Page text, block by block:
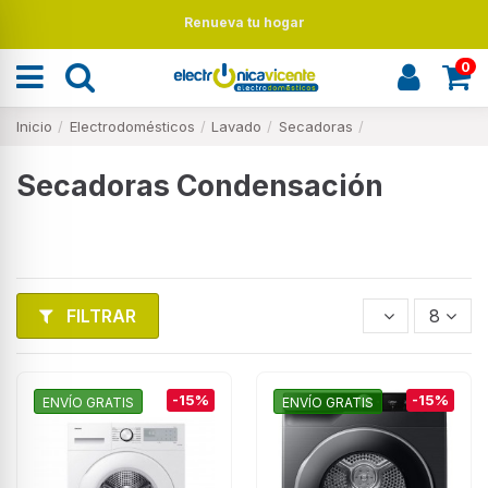
Renueva tu hogar
0
Inicio Electrodomésticos Lavado Secadoras
Secadoras Condensación
FILTRAR 8
ENVÍO GRATIS -15% ENVÍO GRATIS -15%